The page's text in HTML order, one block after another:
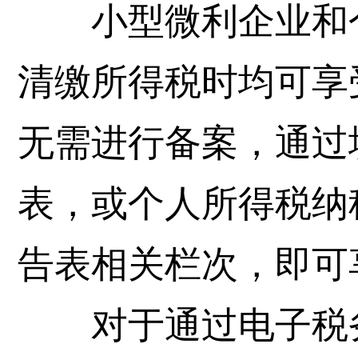
小型微利企业和
清缴所得税时均可
无需进行备案，通
表，或个人所得税
告表相关栏次，即
对于通过电子税